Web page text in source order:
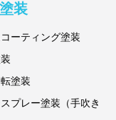
装
コーティング塗装
塗装
プレー塗装（手吹き